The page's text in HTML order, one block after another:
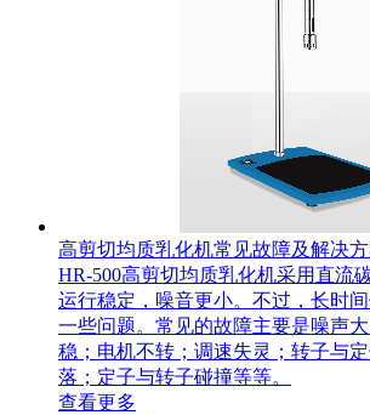
高剪切均质乳化机常见故障及解决
​HR-500高剪切均质乳化机采用直流
运行稳定，噪音更小。不过，长时
一些问题。常见的故障主要是噪声
稳；电机不转；调速失灵；转子与
落；定子与转子碰撞等等。
查看更多